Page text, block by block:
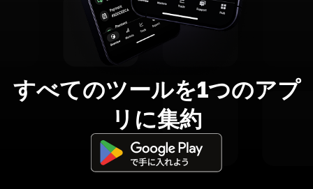
すべてのツールを1つのアプ
リに集約